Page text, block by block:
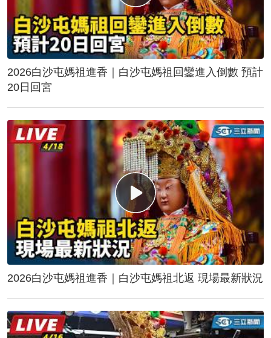
2026白沙屯媽祖進香｜白沙屯媽祖回鑾進入倒數 預計
20日回宮
2026白沙屯媽祖進香｜白沙屯媽祖北返 現場最新狀況